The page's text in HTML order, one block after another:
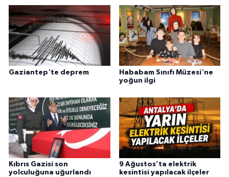
Gaziantep'te deprem
Hababam Sınıfı Müzesi'ne
yoğun ilgi
Kıbrıs Gazisi son
yolculuğuna uğurlandı
9 Ağustos’ta elektrik
kesintisi yapılacak ilçeler